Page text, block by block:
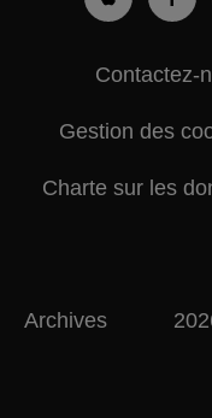
Contactez-
Gestion des
Charte sur les
Archives